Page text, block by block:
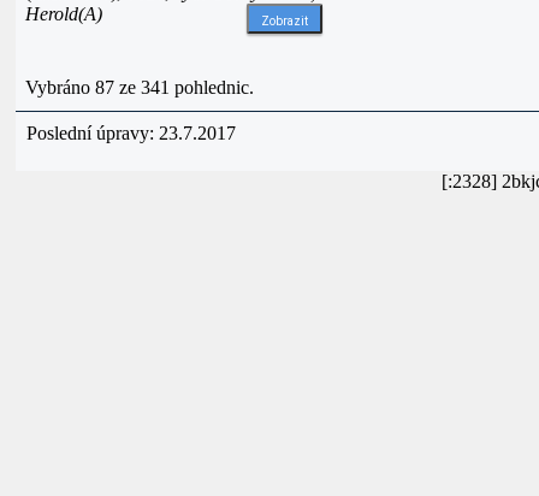
Herold(A)
Zobrazit
Vybráno 87 ze 341 pohlednic.
Poslední úpravy: 23.7.2017
[:2328]